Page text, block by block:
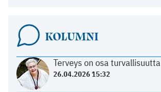
KOLUMNI
Terveys on osa turvallisuutta
26.04.2026 15:32